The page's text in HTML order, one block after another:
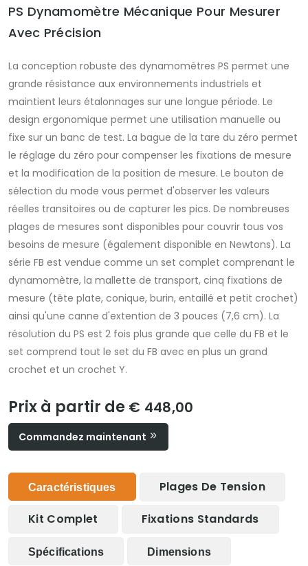
PS Dynamomètre Mécanique Pour Mesurer
Avec Précision
La conception robuste des dynamomètres PS permet une
grande résistance aux environnements industriels et
maintient leurs étalonnages sur une longue période. Le
design ergonomique permet une utilisation manuelle ou
fixe sur un banc de test. La bague de la tare du zéro permet
le réglage du zéro pour compenser les fixations de mesure
et la modification de la position de mesure. Le bouton de
sélection du mode vous permet d'observer les valeurs
réelles transitoires ou de capturer les pics. De nombreuses
plages de mesures sont disponibles pour couvrir tous vos
besoins de mesure (également disponible en Newtons). La
série FB est vendue comme un set complet comprenant le
dynamomètre, la mallette de transport, cinq fixations de
mesure (tête plate, conique, burin, entaillé et petit crochet)
ainsi qu'une canne d'extention de 3 pouces (7,6 cm). La
résolution du PS est 2 fois plus grande que celle du FB et le
set comprend tout le set du FB avec en plus un grand
crochet et un crochet Y.
Prix à partir de € 448,00
Commandez maintenant
Caractéristiques Plages De Tension
Kit Complet Fixations Standards
Spécifications Dimensions